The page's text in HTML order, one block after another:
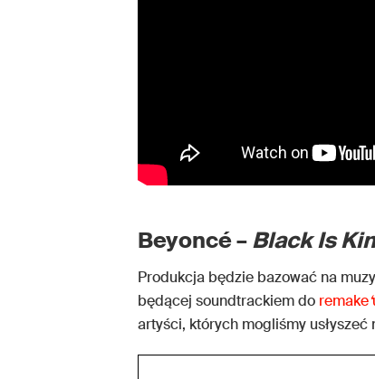
Beyoncé –Black Is
Produkcja będzie bazować na
będącej soundtrackiem do remake‘
artyści, których mogliśmy